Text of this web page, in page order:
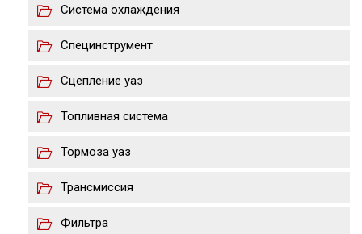
Система охлаждения
Специнструмент
Сцепление уаз
Топливная система
Тормоза уаз
Трансмиссия
Фильтра